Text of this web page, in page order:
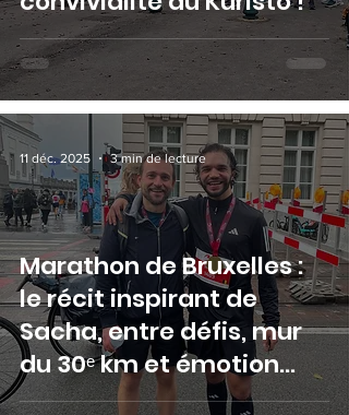
Marathon de Bruxelles :
le récit inspirant de
Sacha, entre défis, mur
du 30ᵉ km et émotion
pure
11 déc. 2025 3 min de lecture